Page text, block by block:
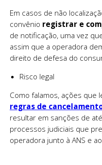
Em casos de não
convênio registrar e
de notificação, uma vez
assim que a operadora
direito de defesa do
Risco legal
Como falamos, ações que
regras de
resultar em sanções de
processos judiciais que
operadora junto à ANS e